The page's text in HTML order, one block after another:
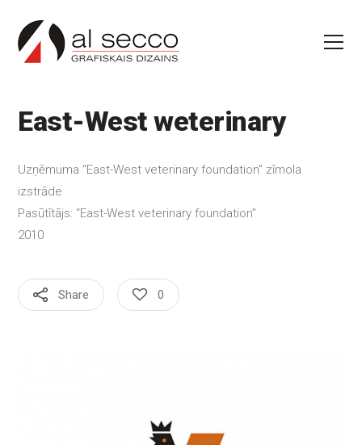
East-West weterinary
Uzņēmuma “East-West veterinary foundation” zīmola
izstrāde
Pasūtītājs: “East-West veterinary foundation”
2010
Share 0